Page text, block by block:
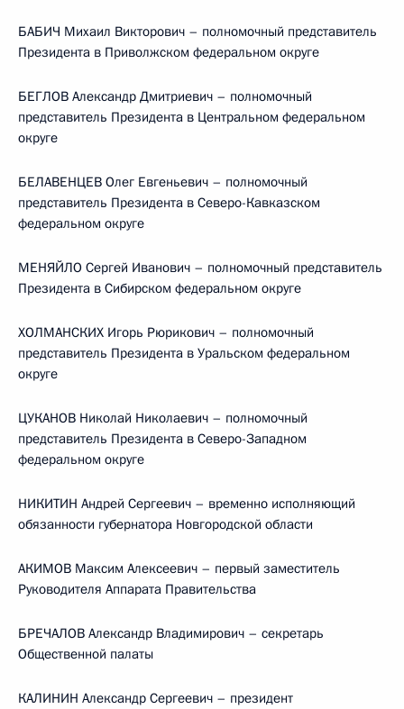
БАБИЧ Михаил Викторович – полномочный представитель
Президента в Приволжском федеральном округе
БЕГЛОВ Александр Дмитриевич – полномочный
представитель Президента в Центральном федеральном
округе
БЕЛАВЕНЦЕВ Олег Евгеньевич – полномочный
представитель Президента в Северо-Кавказском
федеральном округе
МЕНЯЙЛО Сергей Иванович – полномочный представитель
Президента в Сибирском федеральном округе
ХОЛМАНСКИХ Игорь Рюрикович – полномочный
представитель Президента в Уральском федеральном
округе
ЦУКАНОВ Николай Николаевич – полномочный
представитель Президента в Северо-Западном
федеральном округе
НИКИТИН Андрей Сергеевич – временно исполняющий
обязанности губернатора Новгородской области
АКИМОВ Максим Алексеевич – первый заместитель
Руководителя Аппарата Правительства
БРЕЧАЛОВ Александр Владимирович – секретарь
Общественной палаты
КАЛИНИН Александр Сергеевич – президент